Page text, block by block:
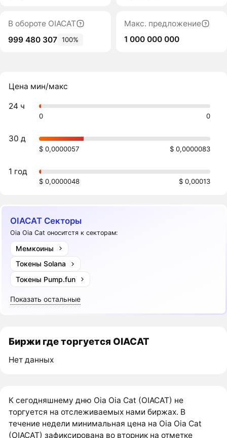
В обороте OIACAT
999 480 307 100%
Макс. предложение
1 000 000 000
Цена мин/макс
24 ч
0 0
30 д
$ 0,0000057 $ 0,0000083
1 год
$ 0,0000048 $ 0,00013
OIACAT Секторы
Oia Oia Cat оноситстя к секторам:
Мемкоины
Токены Solana
Токены Pump.fun
Показать остальные
Биржи где торгуется OIACAT
Нет данных
К сегодняшнему дню Oia Oia Cat (OIACAT) не
торгуется на отслеживаемых нами биржах. В
течение недели минимальная цена на Oia Oia Cat
(OIACAT) зафиксирована во вторник на отметке